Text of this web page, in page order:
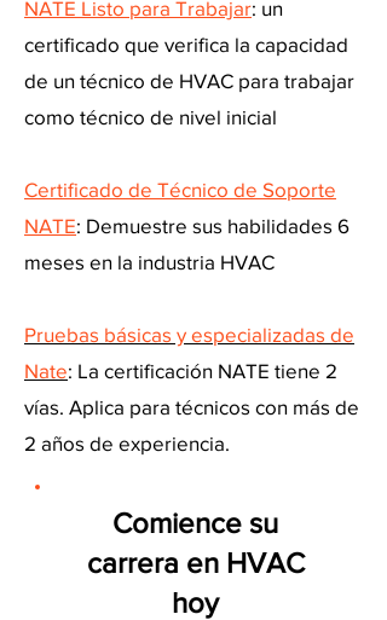
NATE Listo para Trabajar: un
certificado que verifica la capacidad
de un técnico de HVAC para trabajar
como técnico de nivel inicial
Certificado de Técnico de Soporte
NATE: Demuestre sus habilidades 6
meses en la industria HVAC
Pruebas básicas y especializadas de
Nate: La certificación NATE tiene 2
vías. Aplica para técnicos con más de
2 años de experiencia.
Comience su
carrera en HVAC
hoy